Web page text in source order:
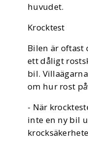
huvudet.
Krocktest
Bilen är oftast
ett dåligt
bil.
om hur rost
- När
inte en ny bil